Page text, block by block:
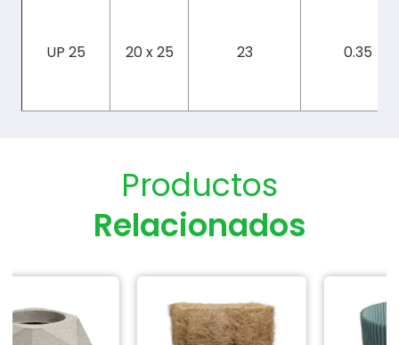
UP 25 20 x 25 23 0.35
Productos
Relacionados